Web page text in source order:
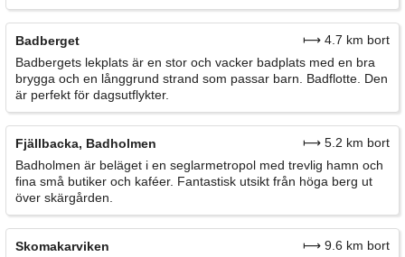
Badberget
⟼ 4.7 km bort
Badbergets lekplats är en stor och vacker badplats med en bra
brygga och en långgrund strand som passar barn. Badflotte. Den
är perfekt för dagsutflykter.
Fjällbacka, Badholmen
⟼ 5.2 km bort
Badholmen är beläget i en seglarmetropol med trevlig hamn och
fina små butiker och kaféer. Fantastisk utsikt från höga berg ut
över skärgården.
Skomakarviken
⟼ 9.6 km bort